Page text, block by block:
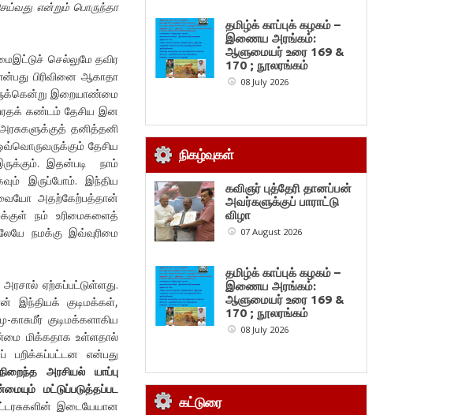
என்றும் பொருந்தா
செல்லுமே தவிர
பிரிவினை ஆகாதா
இறையாண்மை
பரதக் கண்டம் தேசிய இன
தனித்தனி
தேசிய
இருக்கும். இதன்படி நாம்
இருப்போம். இந்திய
அதற்கேற்பத்தான்
நம் உரிமைகளைத்
நமக்கு இவ்வுரிமை
ஏற்கப்பட்டுள்ளது.
இந்தியக் குடிமக்கள்,
குடிமக்களாகிய
மிக்கதாக உள்ளதால்
பறிக்கப்பட்டன என்பது
அரசியல் யாப்பு
மட்டுப்படுத்தப்பட
இடையேயான
தமிழ்க் காப்புக் கழகம் –
இணைய அரங்கம்:
ஆளுமையர் உரை 169 &
170 ; நூலரங்கம்
08 July 2026
நிகழ்வுகள்
கவிஞர் புத்தேரி தானப்பன்
அவர்களுக்குப் பாராட்டு
விழா
07 August 2026
தமிழ்க் காப்புக் கழகம் –
இணைய அரங்கம்:
ஆளுமையர் உரை 169 &
170 ; நூலரங்கம்
08 July 2026
கட்டுரை